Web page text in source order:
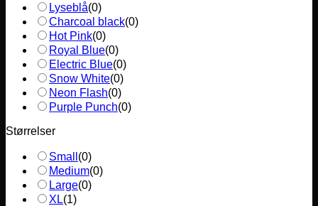
Lyseblå(0)
Charcoal black(0)
Hot Pink(0)
Royal Blue(0)
Electric Blue(0)
Snow White(0)
Neon Flash(0)
Purple Punch(0)
Størrelser
Small (0)
Medium(0)
Large(0)
XL(1)